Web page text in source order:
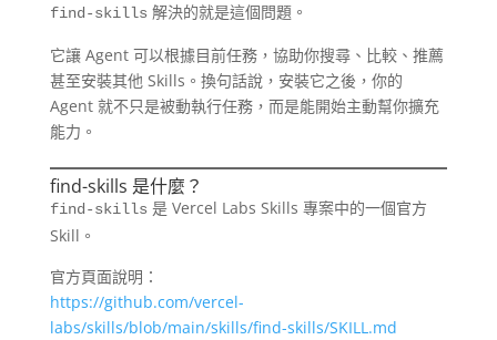
find-skills 解決的就是這個問題。
它讓 Agent 可以根據目前任務，協助你搜尋、比較、推薦
甚至安裝其他 Skills。換句話說，安裝它之後，你的
Agent 就不只是被動執行任務，而是能開始主動幫你擴充
能力。
find-skills 是什麼？
find-skills 是 Vercel Labs Skills 專案中的一個官方
Skill。
官方頁面說明：
https://github.com/vercel-
labs/skills/blob/main/skills/find-skills/SKILL.md